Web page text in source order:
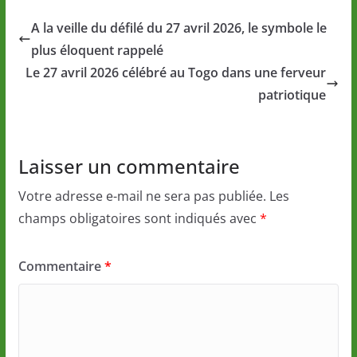
A la veille du défilé du 27 avril 2026, le symbole le
plus éloquent rappelé
Le 27 avril 2026 célébré au Togo dans une ferveur
patriotique
Laisser un commentaire
Votre adresse e-mail ne sera pas publiée. Les
champs obligatoires sont indiqués avec *
Commentaire*